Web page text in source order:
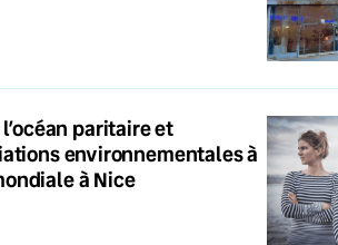
paritaire et
environnementales à
à Nice